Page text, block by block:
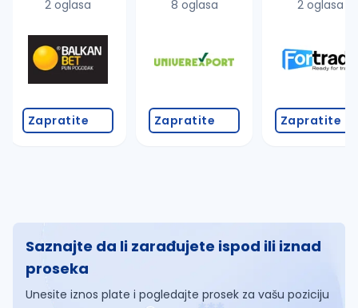
2 oglasa
Zapratite
8 oglasa
Zapratite
2 oglasa
Zapratite
Saznajte da li zarađujete ispod ili iznad
proseka
Unesite iznos plate i pogledajte prosek za vašu poziciju